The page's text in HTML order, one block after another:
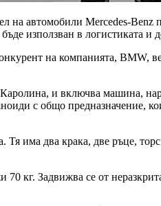
на автомобили Mercedes-
използван в логистиката и
на компанията, BMW,
и включва машина,
с общо предназначение,
има два крака, две ръце,
70 кг. Задвижва се от